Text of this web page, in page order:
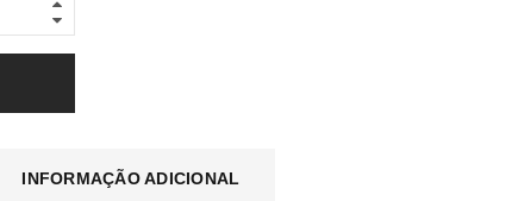
INFORMAÇÃO ADICIONAL